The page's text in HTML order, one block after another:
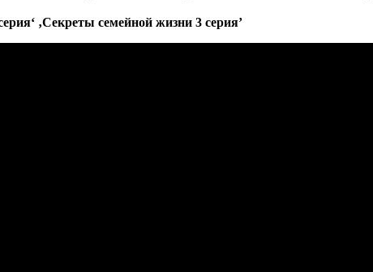
‚Секреты семейной жизни 3 серия’